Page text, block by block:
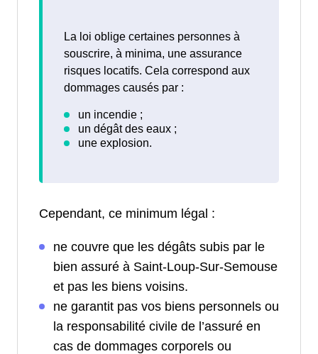
La loi oblige certaines personnes à
souscrire, à minima, une assurance
risques locatifs. Cela correspond aux
dommages causés par :
Cependant, ce minimum légal :
ne couvre que les dégâts subis par le
bien assuré à Saint-Loup-Sur-Semouse
et pas les biens voisins.
ne garantit pas vos biens personnels ou
la responsabilité civile de l’assuré en
cas de dommages corporels ou